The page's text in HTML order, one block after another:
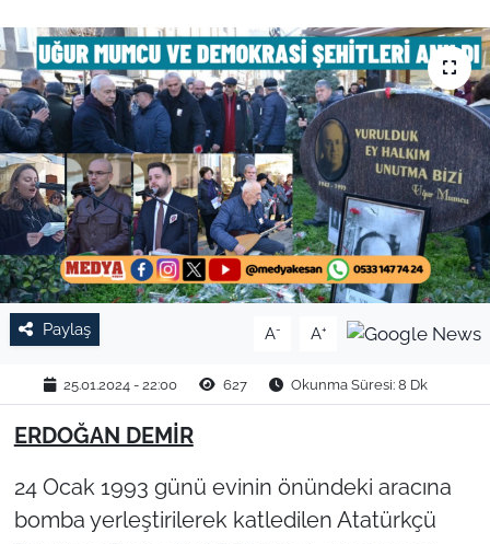
Paylaş A- A+
25.01.2024 - 22:00 627 Okunma Süresi: 8 Dk
ERDOĞAN DEMİR
24 Ocak 1993 günü evinin önündeki aracına
bomba yerleştirilerek katledilen Atatürkçü
SAĞLIK
EĞİTİM
TARIM VE HAYVANCILIK
KÜLTÜR SANAT
RESMİ İLAN
SPOR
EDİRNE
TEKİRDAĞ